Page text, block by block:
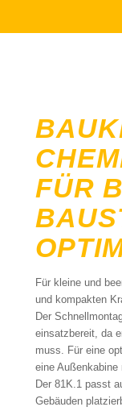
FÜR
Für kleine und
und kompakten
Der
einsatzbereit, da
muss. Für eine
eine
Der 81K.1 passt
Gebäuden